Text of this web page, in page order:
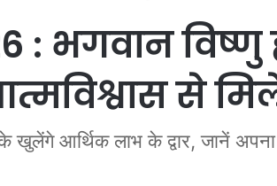
: भगवान विष्णु
से
खुलेंगे आर्थिक लाभ के द्वार, जानें अपना